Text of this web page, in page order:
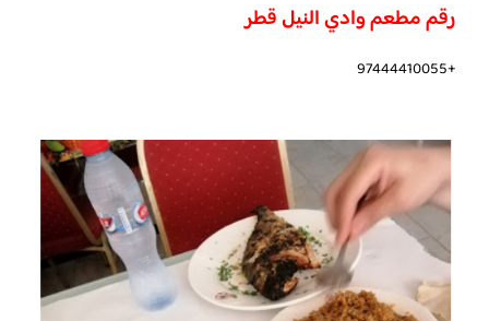
رقم مطعم وادي النيل قطر
+97444410055